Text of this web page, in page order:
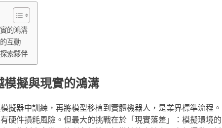
的鴻溝
互動
索夥伴
擬與現實的鴻溝
擬器中訓練，再將模型移植到實體機器人，是業界標準流程。
硬件損耗風險。但最大的挑戰在於「現實落差」：模擬環境的